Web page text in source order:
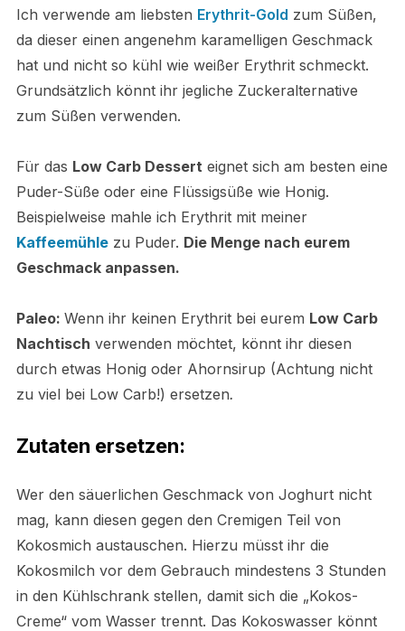
Ich verwende am liebsten Erythrit-Gold zum Süßen,
da dieser einen angenehm karamelligen Geschmack
hat und nicht so kühl wie weißer Erythrit schmeckt.
Grundsätzlich könnt ihr jegliche Zuckeralternative
zum Süßen verwenden.
Für das Low Carb Desserteignet sich am besten eine
Puder-Süße oder eine Flüssigsüße wie Honig.
Beispielweise mahle ich Erythrit mit meiner
Kaffeemühlezu Puder. Die Menge nach eurem
Geschmack anpassen.
Paleo: Wenn ihr keinen Erythrit bei eurem Low Carb
Nachtisch verwenden möchtet, könnt ihr diesen
durch etwas Honig oder Ahornsirup (Achtung nicht
zu viel bei Low Carb!) ersetzen.
Zutaten ersetzen:
Wer den säuerlichen Geschmack von Joghurt nicht
mag, kann diesen gegen den Cremigen Teil von
Kokosmich austauschen. Hierzu müsst ihr die
Kokosmilch vor dem Gebrauch mindestens 3 Stunden
in den Kühlschrank stellen, damit sich die „Kokos-
Creme“ vom Wasser trennt. Das Kokoswasser könnt